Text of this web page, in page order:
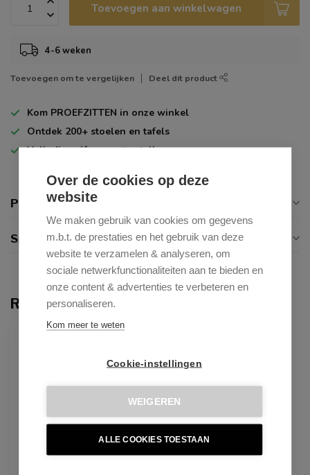
Over de cookies op deze
website
We maken gebruik van cookies om gegevens
m.b.t. de prestaties en het gebruik van deze
website te verzamelen & analyseren, om
sociale netwerkfunctionaliteiten aan te bieden en
onze content & advertenties te verbeteren en
personaliseren.
Kom meer te weten
Cookie-instellingen
WEIGEREN
ALLE COOKIES TOESTAAN
Toevoegen aan winkelwagen
4-6 weken
Toevoegen om te vergelijken Deel dit product
Kom PROEFZITTEN in onze winkel
Ontdek 200+ stoelen en tafels
Volledig zelfsamen te stellen
Productomschrijving
Specificaties
Recent bekeken